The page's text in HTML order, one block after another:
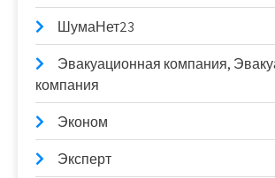
ШумаНет23
Эвакуационная компания,
компания
Эконом
Эксперт